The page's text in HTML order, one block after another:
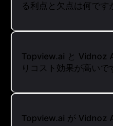
る利点と欠点は何です
Topview.ai と Vidnoz
りコスト効果が高いで
Topview.ai が Vidnoz